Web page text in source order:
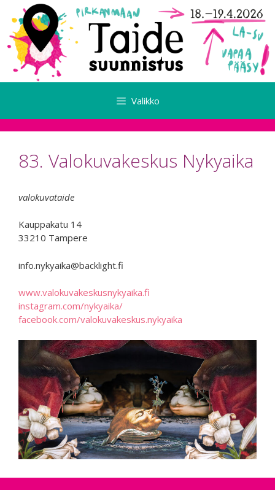
sisältöön
Valikko
83. Valokuvakeskus Nykyaika
valokuvataide
Kauppakatu 14
33210 Tampere
info.nykyaika@backlight.fi
www.valokuvakeskusnykyaika.fi
instagram.com/nykyaika/
facebook.com/valokuvakeskus.nykyaika